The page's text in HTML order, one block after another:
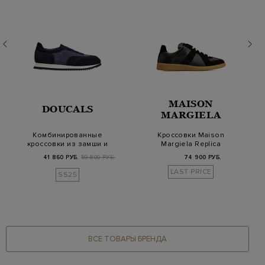
DOUCALS
Комбинированные
кроссовки из замши и
сетчатого текстил…
41 860 РУБ. 59 800 РУБ.
SS25
MAISON
MARGIELA
Кроссовки Maison
Margiela Replica
'Black Gum'
74 900 РУБ.
LAST PRICE
ВСЕ ТОВАРЫ БРЕНДА